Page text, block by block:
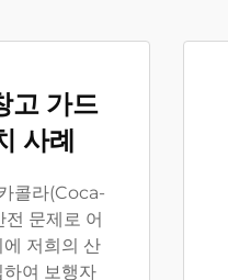
고 가드
사례
콜라(Coca-
문제로 어
저희의 산
여 보행자